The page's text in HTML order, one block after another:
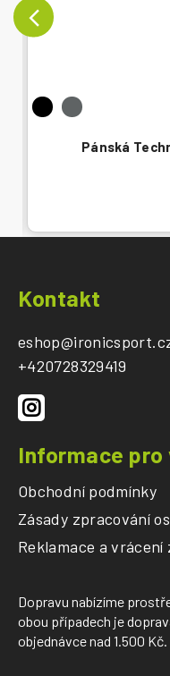
Pánská
Kontakt
eshop@
+420728329419
Informace pro
Obchodní podmínky
Zásady zpracování
Reklamace a vrácení
Dopravu nabízíme
obou případech je
objednávce nad 1.500 Kč.